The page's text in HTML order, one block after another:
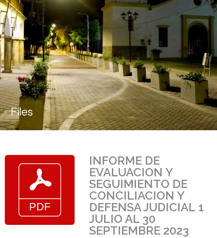
Files
INFORME DE
EVALUACION Y
SEGUIMIENTO DE
CONCILIACION Y
DEFENSA JUDICIAL 1
JULIO AL 30
SEPTIEMBRE 2023